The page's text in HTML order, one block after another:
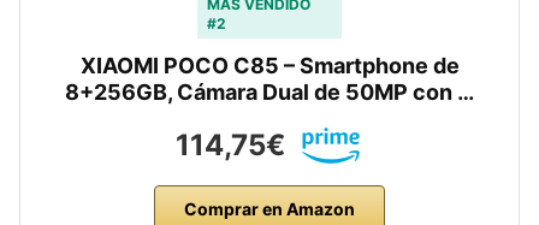
MÁS VENDIDO
#2
XIAOMI POCO C85 – Smartphone de
8+256GB, Cámara Dual de 50MP con …
114,75€
Comprar en Amazon